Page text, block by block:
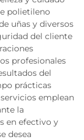
polietileno
uñas y diversos
del cliente
profesionales
del
prácticas
emplean
la
en efectivo y
desea